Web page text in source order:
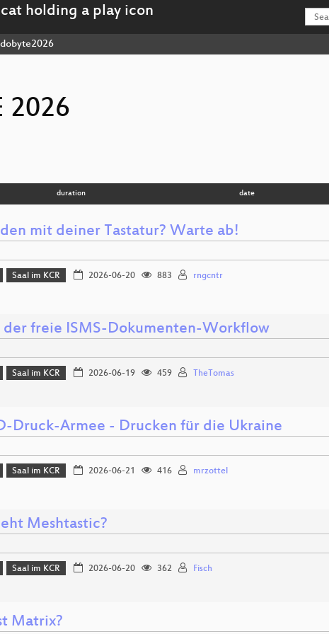
2026
duration date
mit deiner Tastatur? Warte ab!
Saal im KCR 2026-06-20 883 rngcntr
der freie ISMS-Dokumenten-Workflow
Saal im KCR 2026-06-19 459 TheTomas
Druck-Armee - Drucken für die Ukraine
Saal im KCR 2026-06-21 416 mrzottel
Meshtastic?
Saal im KCR 2026-06-20 362 Fisch
Matrix?